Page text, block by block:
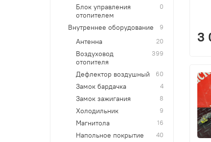
3
Блок управления
отопителем
0
Внутреннее оборудование 9
Антенна 20
Воздуховод
отопителя
399
Дефлектор воздушный 60
Замок бардачка 4
Замок зажигания 8
Холодильник 9
Магнитола 16
Напольное покрытие 40